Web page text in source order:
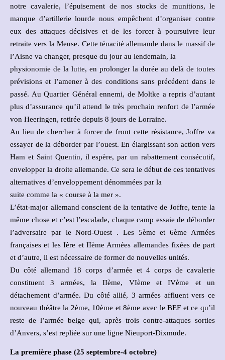
notre cavalerie, l’épuisement de nos stocks de munitions, le
manque d’artillerie lourde nous empêchent d’organiser contre
eux des attaques décisives et de les forcer à poursuivre leur
retraite vers la Meuse. Cette ténacité allemande dans le massif de
l’Aisne va changer, presque du jour au lendemain, la
physionomie de la lutte, en prolonger la durée au delà de toutes
prévisions et l’amener à des conditions sans précédent dans le
passé. Au Quartier Général ennemi, de Moltke a repris d’autant
plus d’assurance qu’il attend le très prochain renfort de l’armée
von Heeringen, retirée depuis 8 jours de Lorraine.
Au lieu de chercher à forcer de front cette résistance, Joffre va
essayer de la déborder par l’ouest. En élargissant son action vers
Ham et Saint Quentin, il espère, par un rabattement consécutif,
envelopper la droite allemande. Ce sera le début de ces tentatives
alternatives d’enveloppement dénommées par la
suite comme la « course à la mer ».
L’état-major allemand conscient de la tentative de Joffre, tente la
même chose et c’est l’escalade, chaque camp essaie de déborder
l’adversaire par le Nord-Ouest . Les 5ème et 6ème Armées
françaises et les Ière et IIème Armées allemandes fixées de part
et d’autre, il est nécessaire de former de nouvelles unités.
Du côté allemand 18 corps d’armée et 4 corps de cavalerie
constituent 3 armées, la IIème, VIème et IVème et un
détachement d’armée. Du côté allié, 3 armées affluent vers ce
nouveau théâtre la 2ème, 10ème et 8ème avec le BEF et ce qu’il
reste de l’armée belge qui, après trois contre-attaques sorties
d’Anvers, s’est repliée sur une ligne Nieuport-Dixmude.
La première phase (25 septembre-4 octobre)